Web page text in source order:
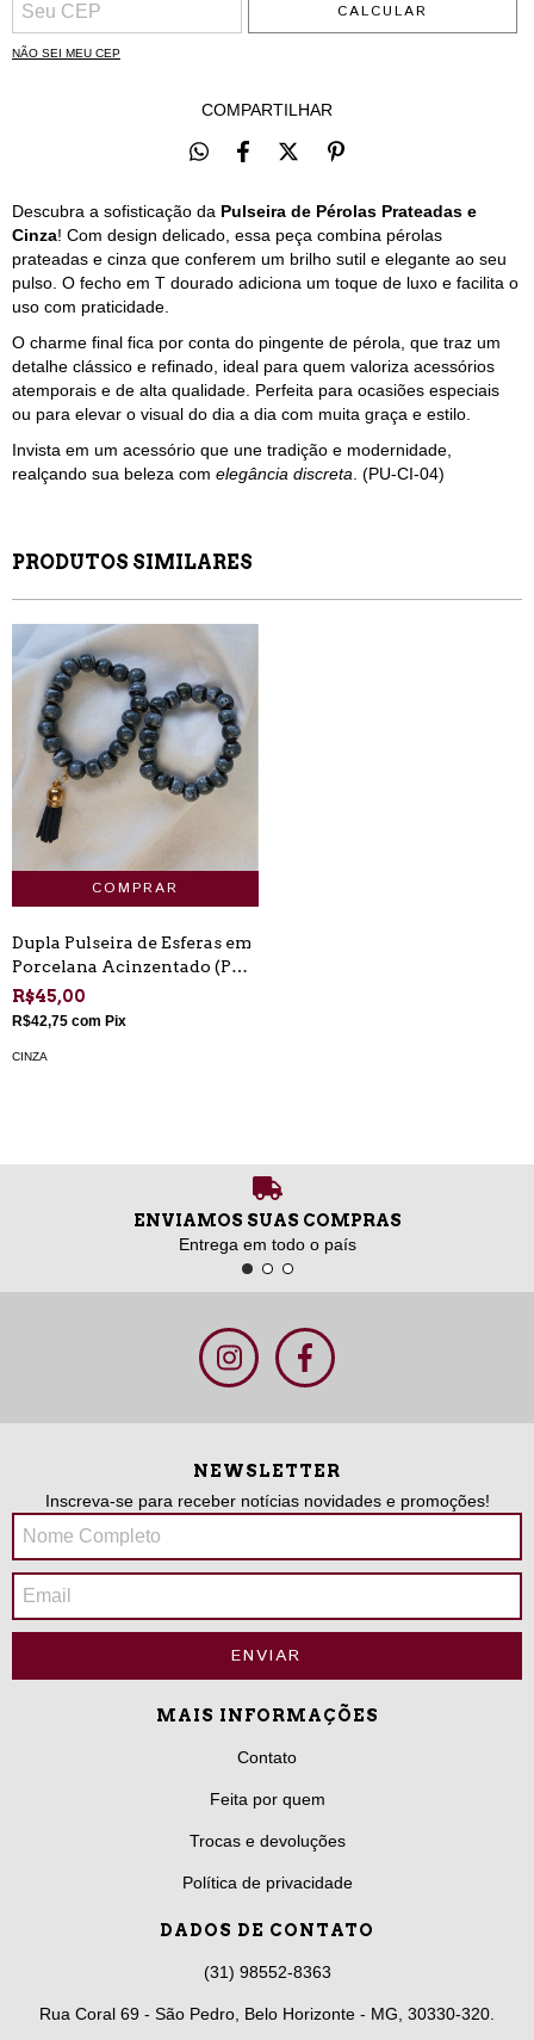
CALCULAR
NÃO SEI MEU CEP
COMPARTILHAR
Descubra a sofisticação da Pulseira de Pérolas Prateadas e
Cinza! Com design delicado, essa peça combina pérolas
prateadas e cinza que conferem um brilho sutil e elegante ao seu
pulso. O fecho em T dourado adiciona um toque de luxo e facilita o
uso com praticidade.
O charme final fica por conta do pingente de pérola, que traz um
detalhe clássico e refinado, ideal para quem valoriza acessórios
atemporais e de alta qualidade. Perfeita para ocasiões especiais
ou para elevar o visual do dia a dia com muita graça e estilo.
Invista em um acessório que une tradição e modernidade,
realçando sua beleza com elegância discreta . (PU-CI-04)
PRODUTOS SIMILARES
Dupla Pulseira de Esferas em
Porcelana Acinzentado (PU-
CI-01)
R$45,00
R$42,75 com Pix
CINZA
ENVIAMOS SUAS COMPRAS
Entrega em todo o país
NEWSLETTER
Inscreva-se para receber notícias novidades e promoções!
MAIS INFORMAÇÕES
Contato
Feita por quem
Trocas e devoluções
Política de privacidade
DADOS DE CONTATO
(31) 98552-8363
Rua Coral 69 - São Pedro, Belo Horizonte - MG, 30330-320.